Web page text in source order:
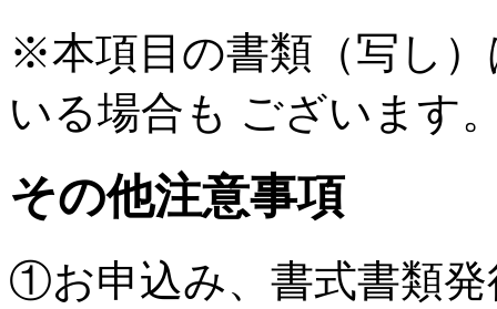
※本項目の書類（写し
いる場合も ございます
その他注意事項
①お申込み、書式書類発